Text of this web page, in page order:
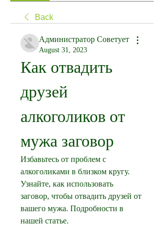
Back
Администратор Советует
August 31, 2023
Как отвадить
друзей
алкоголиков от
мужа заговор
Избавьтесь от проблем с
алкоголиками в близком кругу.
Узнайте, как использовать
заговор, чтобы отвадить друзей от
вашего мужа. Подробности в
нашей статье.